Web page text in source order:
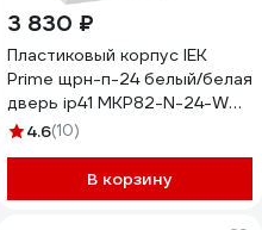
3 830 ₽
Пластиковый корпус IEK
Prime щрн-п-24 белый/белая
дверь ip41 MKP82-N-24-WD-
41-10
4.6(10)
В корзину